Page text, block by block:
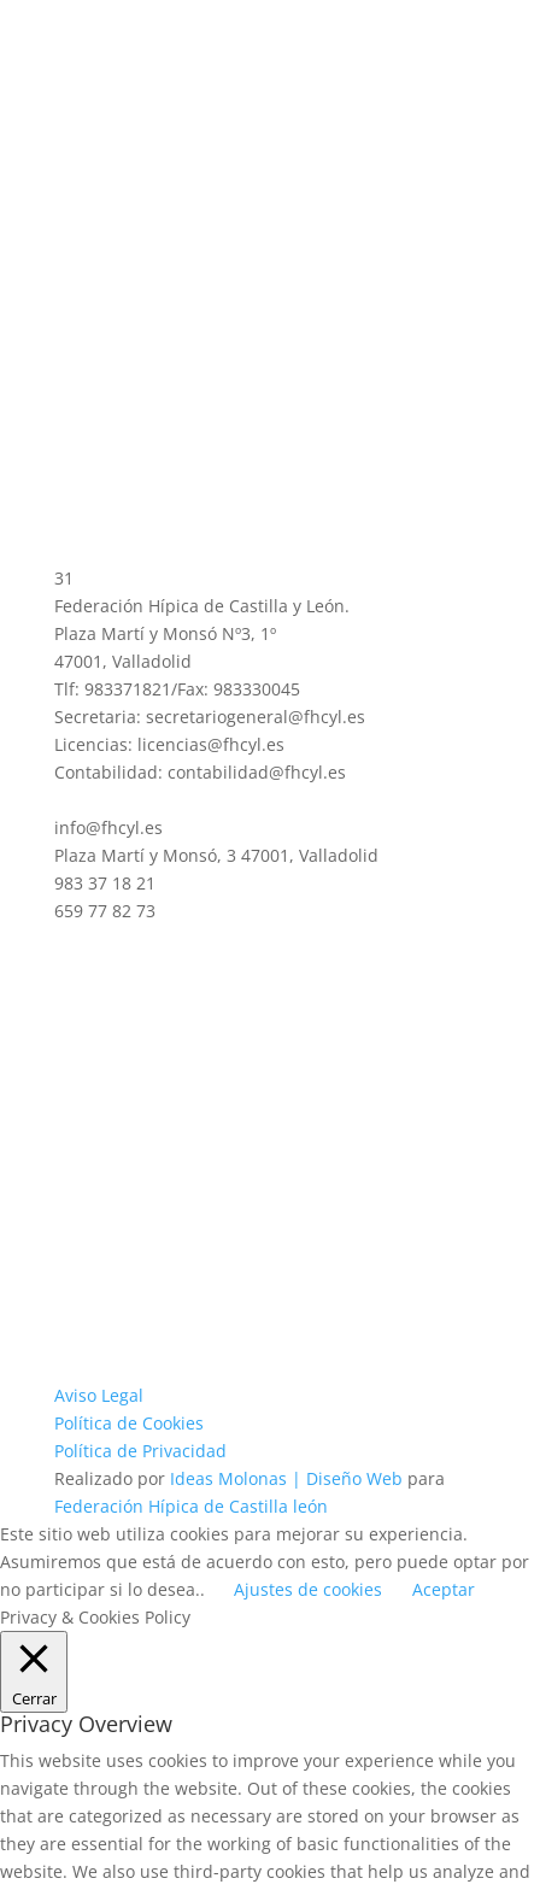
31
Federación Hípica de Castilla y León.
Plaza Martí y Monsó Nº3, 1º
47001, Valladolid
Tlf: 983371821/Fax: 983330045
Secretaria: secretariogeneral@fhcyl.es
Licencias: licencias@fhcyl.es
Contabilidad: contabilidad@fhcyl.es
info@fhcyl.es
Plaza Martí y Monsó, 3 47001, Valladolid
983 37 18 21
659 77 82 73
Aviso Legal
Política de Cookies
Política de Privacidad
Realizado por Ideas Molonas | Diseño Web para
Federación Hípica de Castilla león
Este sitio web utiliza cookies para mejorar su experiencia.
Asumiremos que está de acuerdo con esto, pero puede optar por
no participar si lo desea..
Ajustes de cookies
Aceptar
Privacy & Cookies Policy
Cerrar
Privacy Overview
This website uses cookies to improve your experience while you
navigate through the website. Out of these cookies, the cookies
that are categorized as necessary are stored on your browser as
they are essential for the working of basic functionalities of the
website. We also use third-party cookies that help us analyze and